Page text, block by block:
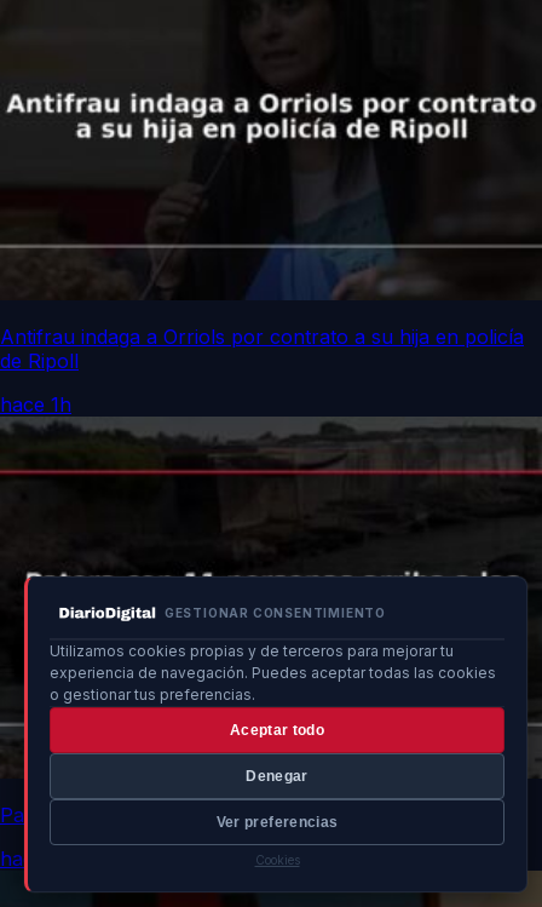
GESTIONAR CONSENTIMIENTO
Utilizamos cookies propias y de terceros para mejorar tu
experiencia de navegación. Puedes aceptar todas las cookies
o gestionar tus preferencias.
Aceptar todo
Denegar
Ver preferencias
Cookies
Antifrau indaga a Orriols por contrato a su hija en policía
de Ripoll
hace 1h
Patera con 11 personas arriba a las costas de Ibiza
hace 1h